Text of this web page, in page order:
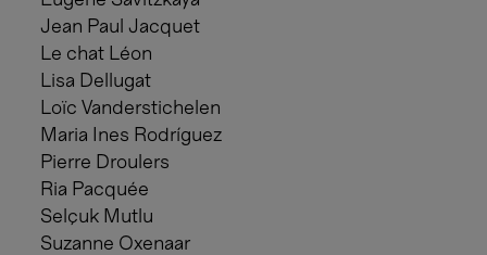
Jean Paul Jacquet
Le chat Léon
Lisa Dellugat
Loïc Vanderstichelen
Maria Ines Rodríguez
Pierre Droulers
Ria Pacquée
Selçuk Mutlu
Suzanne Oxenaar